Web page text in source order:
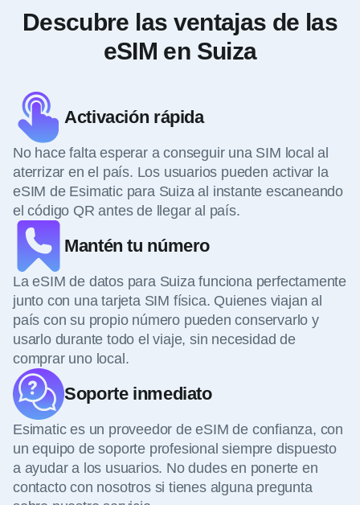
Descubre las ventajas de las
eSIM en Suiza
Activación rápida
No hace falta esperar a conseguir una SIM local al
aterrizar en el país. Los usuarios pueden activar la
eSIM de Esimatic para Suiza al instante escaneando
el código QR antes de llegar al país.
Mantén tu número
La eSIM de datos para Suiza funciona perfectamente
junto con una tarjeta SIM física. Quienes viajan al
país con su propio número pueden conservarlo y
usarlo durante todo el viaje, sin necesidad de
comprar uno local.
Soporte inmediato
Esimatic es un proveedor de eSIM de confianza, con
un equipo de soporte profesional siempre dispuesto
a ayudar a los usuarios. No dudes en ponerte en
contacto con nosotros si tienes alguna pregunta